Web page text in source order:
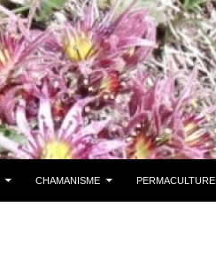
CHAMANISME PERMACULTURE